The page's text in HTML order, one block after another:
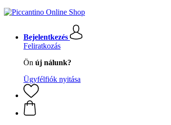
Bejelentkezés
Feliratkozás
Ön új nálunk?
Ügyfélfiók nyitása